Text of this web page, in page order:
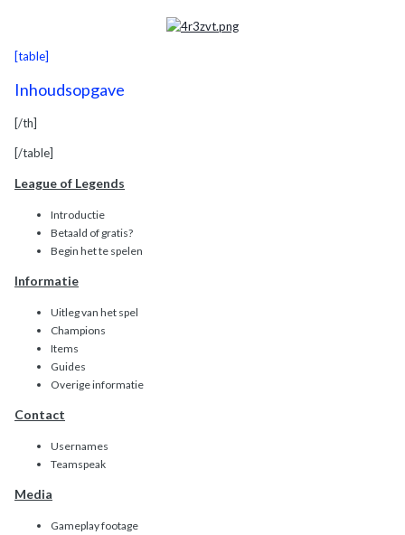
[table]
Inhoudsopgave
[/th]
[/table]
League of Legends
Introductie
Betaald of gratis?
Begin het te spelen
Informatie
Uitleg van het spel
Champions
Items
Guides
Overige informatie
Contact
Usernames
Teamspeak
Media
Gameplay footage